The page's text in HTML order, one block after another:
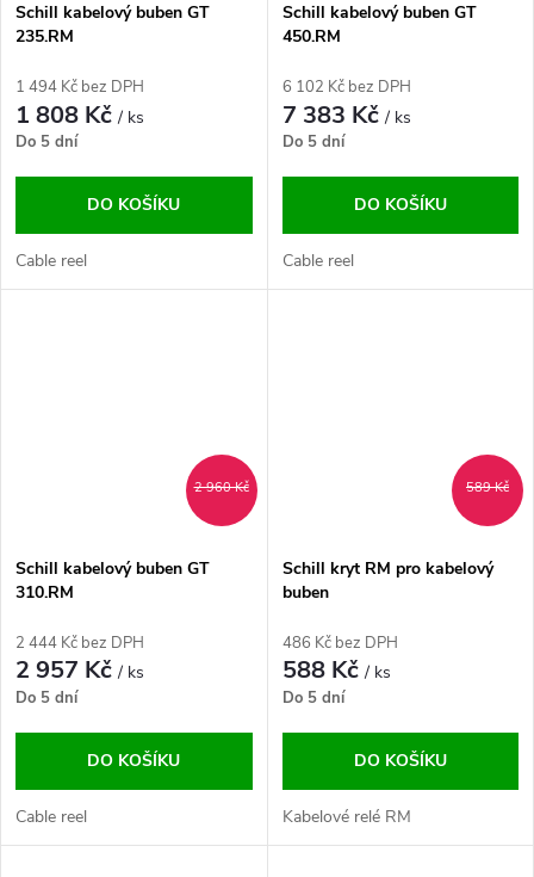
Schill kabelový buben GT
235.RM
1 494 Kč bez DPH
1 808 Kč/ ks
Do 5 dní
DO KOŠÍKU
Cable reel
Schill kabelový buben GT
450.RM
6 102 Kč bez DPH
7 383 Kč/ ks
Do 5 dní
DO KOŠÍKU
Cable reel
2 960 Kč
Schill kabelový buben GT
310.RM
2 444 Kč bez DPH
2 957 Kč/ ks
Do 5 dní
DO KOŠÍKU
Cable reel
589 Kč
Schill kryt RM pro kabelový
buben
486 Kč bez DPH
588 Kč/ ks
Do 5 dní
DO KOŠÍKU
Kabelové relé RM